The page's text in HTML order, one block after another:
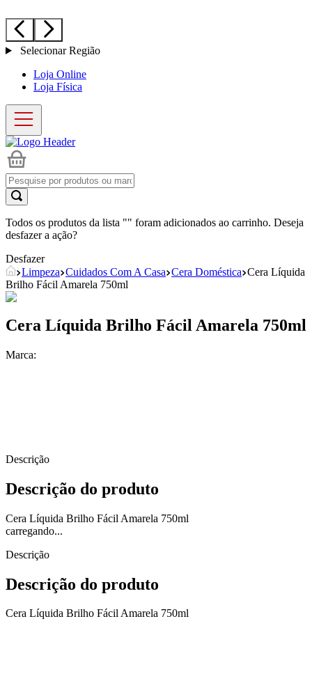
Selecionar Região
Loja Online
Loja Física
Todos os produtos da lista "" foram adicionados ao carrinho. Deseja
desfazer a ação?
Desfazer
Limpeza Cuidados Com A Casa Cera Doméstica Cera Líquida
Brilho Fácil Amarela 750ml
Cera Líquida Brilho Fácil Amarela 750ml
Marca:
Descrição
Descrição do produto
Cera Líquida Brilho Fácil Amarela 750ml
carregando...
Descrição
Descrição do produto
Cera Líquida Brilho Fácil Amarela 750ml